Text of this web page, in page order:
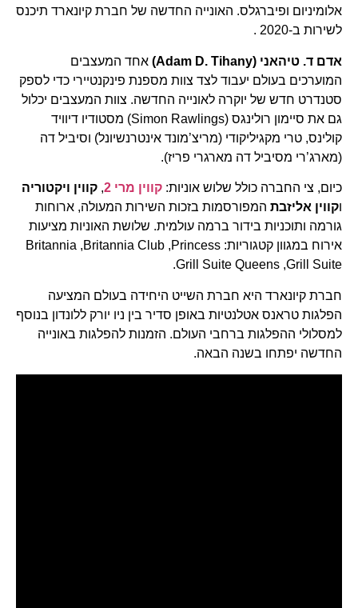
אלומיניום ופיברגלס. האונייה החדשה של חברת קיונארד תיכנס
לשירות ב-2020 .
אדם ד. טיהאני (Adam D. Tihany)
אחד המעצבים
המוערכים בעולם יעבוד לצד צוות מספנת פינקנטיירי כדי לספק
סטנדרט חדש של יוקרה לאונייה החדשה. צוות המעצבים יכלול
גם את סיימון רולינגס (Simon Rawlings) מסטודיו דיוויד
קולינס, טרי מקגיליקודי (מריצ’מונד אינטרנשיונל) וסיביל דה
(מארג’רי מסיביל דה מארגרי פריז).
כיום, צי החברה כולל שלוש אוניות:קווין מרי 2 , קווין ויקטוריה
קווין אליזבתהמפורסמות בזכות השירות המעולה, ארוחות
גורמה ותוכניות בידור ברמה עולמית. שלושת האוניות מציעות
אירוח במגוון קטגוריות: Britannia ,Britannia Club ,Princess
Grill Suite Queens ,Grill Suite.
חברת קיונארד היא חברת השייט היחידה בעולם המציעה
הפלגות טראנס אטלנטיות באופן סדיר בין ניו יורק ללונדון בנוסף
למסלולי ההפלגות ברחבי העולם. הזמנות להפלגות באונייה
החדשה יפתחו בשנה הבאה.